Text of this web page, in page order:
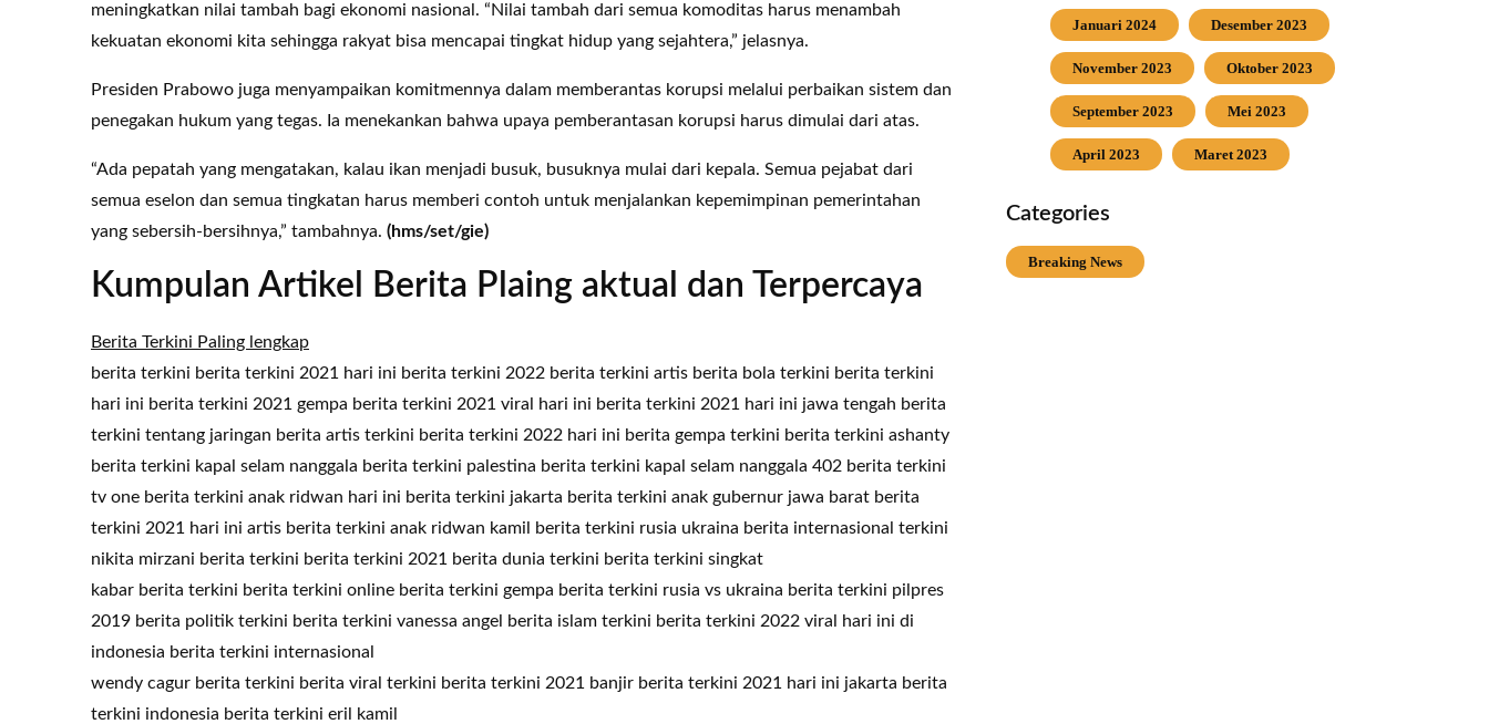
meningkatkan nilai tambah bagi ekonomi nasional. “Nilai tambah dari semua komoditas harus menambah
kekuatan ekonomi kita sehingga rakyat bisa mencapai tingkat hidup yang sejahtera,” jelasnya.
Presiden Prabowo juga menyampaikan komitmennya dalam memberantas korupsi melalui perbaikan sistem dan
penegakan hukum yang tegas. Ia menekankan bahwa upaya pemberantasan korupsi harus dimulai dari atas.
“Ada pepatah yang mengatakan, kalau ikan menjadi busuk, busuknya mulai dari kepala. Semua pejabat dari
semua eselon dan semua tingkatan harus memberi contoh untuk menjalankan kepemimpinan pemerintahan
yang sebersih-bersihnya,” tambahnya. (hms/set/gie)
Kumpulan Artikel Berita Plaing aktual dan Terpercaya
Berita Terkini Paling lengkap
berita terkini berita terkini 2021 hari ini berita terkini 2022 berita terkini artis berita bola terkini berita terkini
hari ini berita terkini 2021 gempa berita terkini 2021 viral hari ini berita terkini 2021 hari ini jawa tengah berita
terkini tentang jaringan berita artis terkini berita terkini 2022 hari ini berita gempa terkini berita terkini ashanty
berita terkini kapal selam nanggala berita terkini palestina berita terkini kapal selam nanggala 402 berita terkini
tv one berita terkini anak ridwan hari ini berita terkini jakarta berita terkini anak gubernur jawa barat berita
terkini 2021 hari ini artis berita terkini anak ridwan kamil berita terkini rusia ukraina berita internasional terkini
nikita mirzani berita terkini berita terkini 2021 berita dunia terkini berita terkini singkat
kabar berita terkini berita terkini online berita terkini gempa berita terkini rusia vs ukraina berita terkini pilpres
2019 berita politik terkini berita terkini vanessa angel berita islam terkini berita terkini 2022 viral hari ini di
indonesia berita terkini internasional
wendy cagur berita terkini berita viral terkini berita terkini 2021 banjir berita terkini 2021 hari ini jakarta berita
terkini indonesia berita terkini eril kamil
Januari 2024 Desember 2023
November 2023 Oktober 2023
September 2023 Mei 2023
April 2023 Maret 2023
Categories
Breaking News